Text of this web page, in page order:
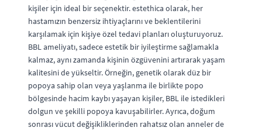
kişiler için ideal bir seçenektir. estethica olarak, her
hastamızın benzersiz ihtiyaçlarını ve beklentilerini
karşılamak için kişiye özel tedavi planları oluşturuyoruz.
BBL ameliyatı, sadece estetik bir iyileştirme sağlamakla
kalmaz, aynı zamanda kişinin özgüvenini artırarak yaşam
kalitesini de yükseltir. Örneğin, genetik olarak düz bir
popoya sahip olan veya yaşlanma ile birlikte popo
bölgesinde hacim kaybı yaşayan kişiler, BBL ile istedikleri
dolgun ve şekilli popoya kavuşabilirler. Ayrıca, doğum
sonrası vücut değişikliklerinden rahatsız olan anneler de